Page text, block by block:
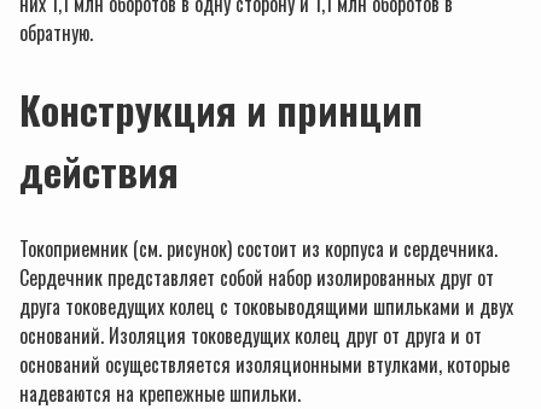
обратную.
Конструкция и принцип
действия
Токоприемник (см. рисунок) состоит из корпуса и сердечника.
Сердечник представляет собой набор изолированных друг от
друга токоведущих колец с токовыводящими шпильками и двух
оснований. Изоляция токоведущих колец друг от друга и от
оснований осуществляется изоляционными втулками, которые
надеваются на крепежные шпильки.